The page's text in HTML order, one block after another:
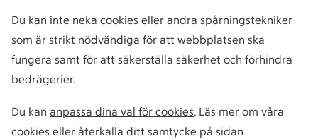
Du kan inte neka cookies eller andra spårningstekniker
som är strikt nödvändiga för att webbplatsen ska
fungera samt för att säkerställa säkerhet och förhindra
bedrägerier.
Du kan anpassa dina val för cookies. Läs mer om våra
cookies eller återkalla ditt samtycke på sidan